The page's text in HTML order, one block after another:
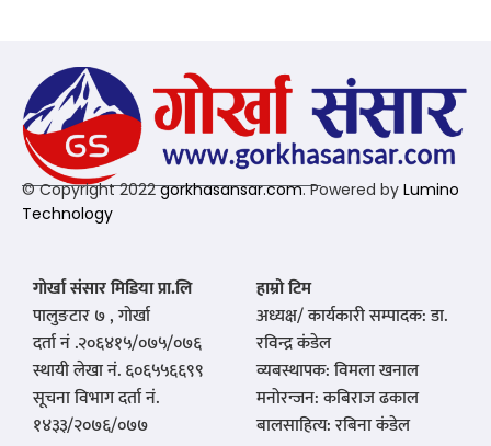
© Copyright 2022gorkhasansar.com. Powered by Lumino
Technology
गोर्खा संसार मिडिया प्रा.लि
पालुङटार ७ , गोर्खा
दर्ता नं .२०६४१५/०७५/०७६
स्थायी लेखा नं. ६०६५५६६९९
सूचना विभाग दर्ता नं.
१४३३/२०७६/०७७
हाम्रो टिम
अध्यक्ष/ कार्यकारी सम्पादक: डा.
रविन्द्र कंडेल
व्यबस्थापक: विमला खनाल
मनोरन्जन: कबिराज ढकाल
बालसाहित्य: रबिना कंडेल